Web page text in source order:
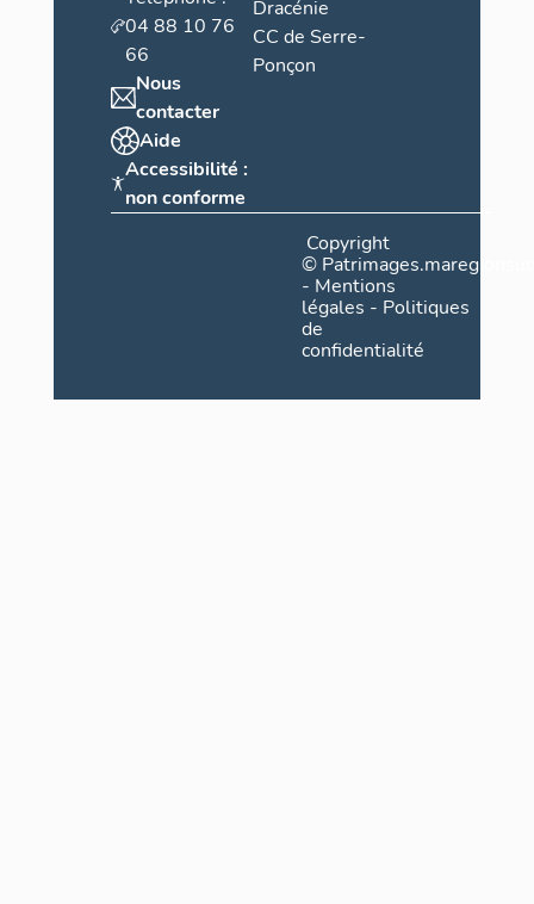
04 88 10 76
66
Nous
contacter
Aide
Accessibilité :
non conforme
Dracénie
CC de Serre-
Ponçon
Copyright
©
- Mentions
légales - Politiques
de
confidentialité